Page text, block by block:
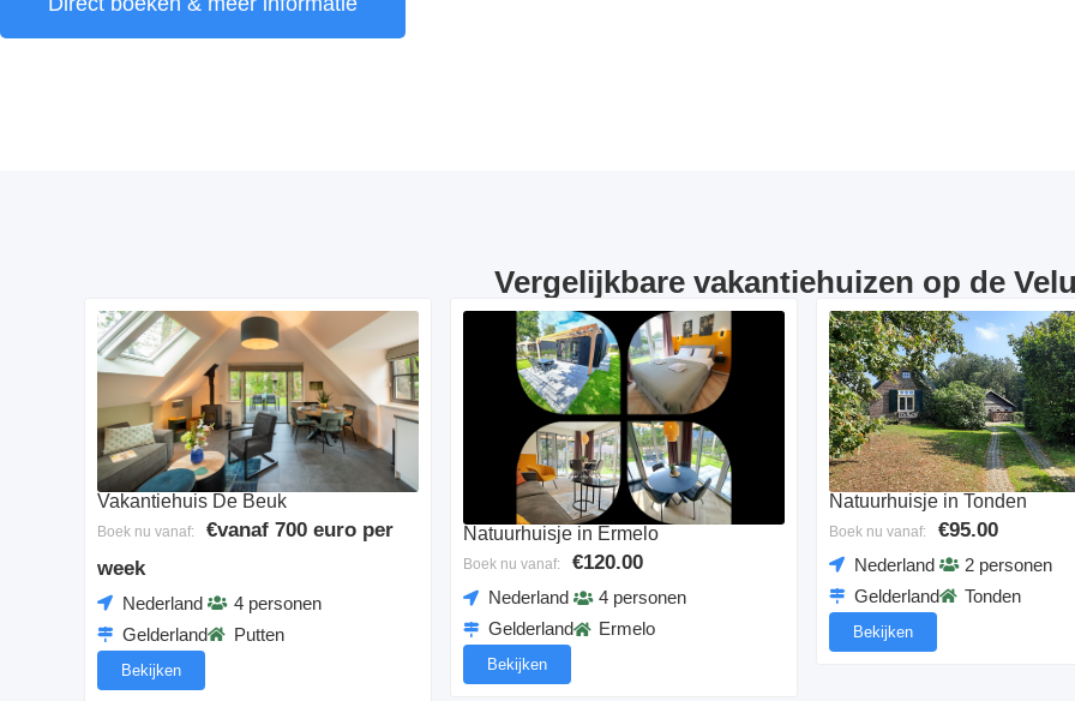
Vergelijkbare vakantiehuizen op de
Vakantiehuis De Beuk
Boek nu vanaf:
€vanaf 700 euro per
week
Nederland
Gelderland
4 personen
Putten
Bekijken
Natuurhuisje in Ermelo
Boek nu vanaf: €120.00
Nederland
Gelderland
4 personen
Ermelo
Bekijken
Natuurhuisje in Tonden
Boek nu vanaf: €95.00
Nederland
Gelderland
2 personen
Tonden
Bekijken